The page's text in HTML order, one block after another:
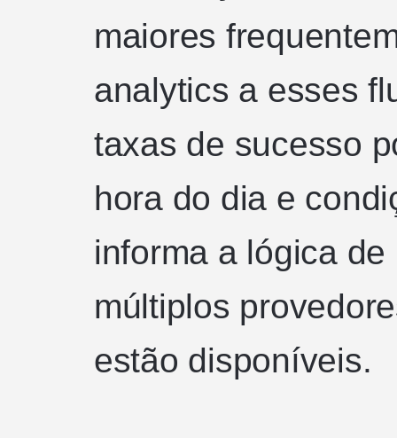
maiores
analytics a esses
taxas de sucesso
hora do dia e
informa a lógica
múltiplos
estão disponíveis.